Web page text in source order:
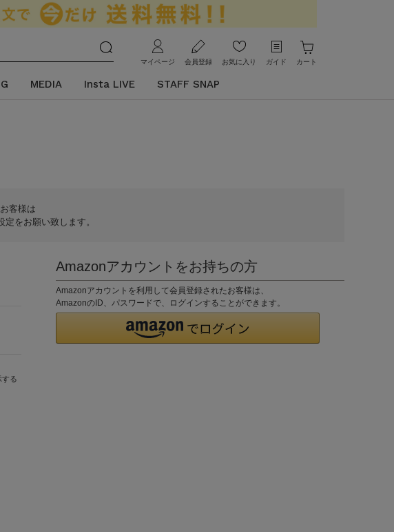
マイページ 会員登録 お気に入り ガイド カート
MEDIA Insta LIVE STAFF SNAP
客様は
定をお願い致します。
する
Amazonアカウントをお持ちの方
Amazonアカウントを利用して会員登録されたお客様は、
AmazonのID、パスワードで、ログインすることができます。